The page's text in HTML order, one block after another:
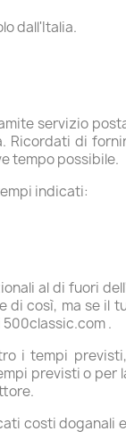
dall'Italia.
servizio
di
tempo possibile.
indicati:
al di fuori
di così, ma se
.
i tempi
previsti o
costi